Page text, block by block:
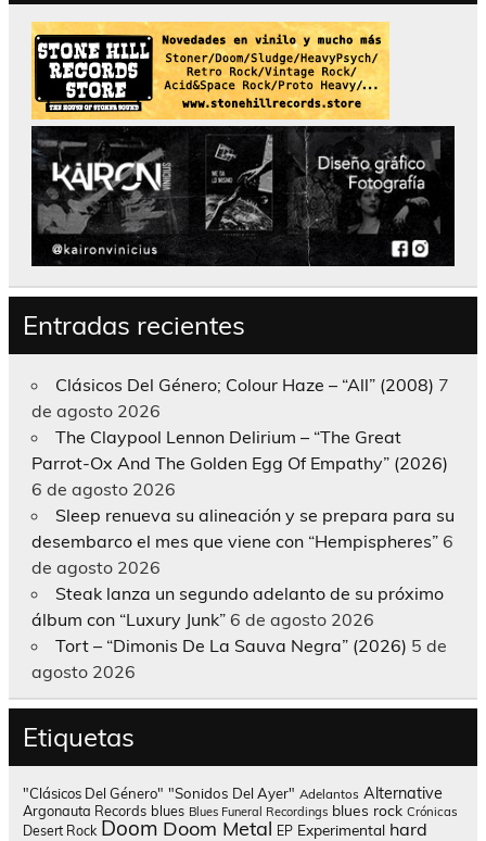
Entradas recientes
Clásicos Del Género; Colour Haze – “All” (2008) 7
de agosto 2026
The Claypool Lennon Delirium – “The Great
Parrot-Ox And The Golden Egg Of Empathy” (2026)
6 de agosto 2026
Sleep renueva su alineación y se prepara para su
desembarco el mes que viene con “Hempispheres” 6
de agosto 2026
Steak lanza un segundo adelanto de su próximo
álbum con “Luxury Junk” 6 de agosto 2026
Tort – “Dimonis De La Sauva Negra” (2026) 5 de
agosto 2026
Etiquetas
"Clásicos Del Género" "Sonidos Del Ayer" Adelantos Alternative
Argonauta Records blues Blues Funeral Recordings blues rock Crónicas
Desert Rock Doom Doom Metal EP Experimental hard